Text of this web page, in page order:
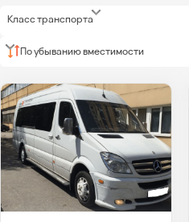
Класс транспорта
По убыванию вместимости